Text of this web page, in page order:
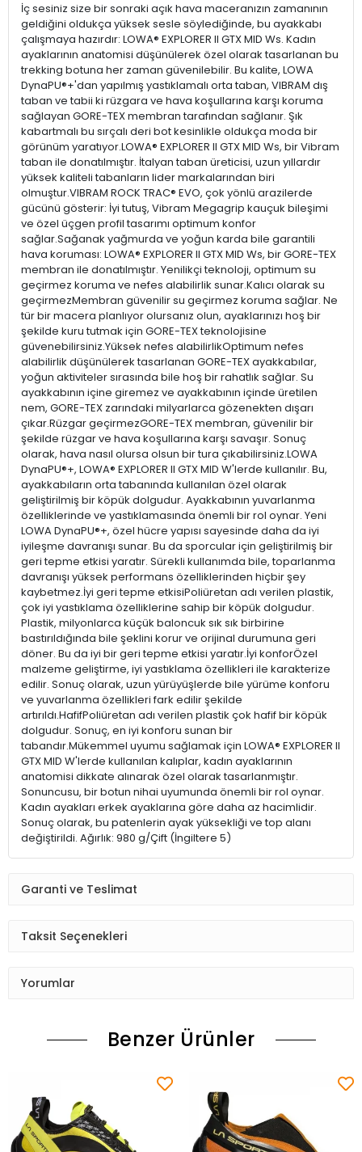
İç sesiniz size bir sonraki açık hava maceranızın zamanının
geldiğini oldukça yüksek sesle söylediğinde, bu ayakkabı
çalışmaya hazırdır: LOWA® EXPLORER II GTX MID Ws. Kadın
ayaklarının anatomisi düşünülerek özel olarak tasarlanan bu
trekking botuna her zaman güvenilebilir. Bu kalite, LOWA
DynaPU®+'dan yapılmış yastıklamalı orta taban, VIBRAM dış
taban ve tabii ki rüzgara ve hava koşullarına karşı koruma
sağlayan GORE-TEX membran tarafından sağlanır. Şık
kabartmalı bu sırçalı deri bot kesinlikle oldukça moda bir
görünüm yaratıyor.LOWA® EXPLORER II GTX MID Ws, bir Vibram
taban ile donatılmıştır. İtalyan taban üreticisi, uzun yıllardır
yüksek kaliteli tabanların lider markalarından biri
olmuştur.VIBRAM ROCK TRAC® EVO, çok yönlü arazilerde
gücünü gösterir: İyi tutuş, Vibram Megagrip kauçuk bileşimi
ve özel üçgen profil tasarımı optimum konfor
sağlar.Sağanak yağmurda ve yoğun karda bile garantili
hava koruması: LOWA® EXPLORER II GTX MID Ws, bir GORE-TEX
membran ile donatılmıştır. Yenilikçi teknoloji, optimum su
geçirmez koruma ve nefes alabilirlik sunar.Kalıcı olarak su
geçirmezMembran güvenilir su geçirmez koruma sağlar. Ne
tür bir macera planlıyor olursanız olun, ayaklarınızı hoş bir
şekilde kuru tutmak için GORE-TEX teknolojisine
güvenebilirsiniz.Yüksek nefes alabilirlikOptimum nefes
alabilirlik düşünülerek tasarlanan GORE-TEX ayakkabılar,
yoğun aktiviteler sırasında bile hoş bir rahatlık sağlar. Su
ayakkabının içine giremez ve ayakkabının içinde üretilen
nem, GORE-TEX zarındaki milyarlarca gözenekten dışarı
çıkar.Rüzgar geçirmezGORE-TEX membran, güvenilir bir
şekilde rüzgar ve hava koşullarına karşı savaşır. Sonuç
olarak, hava nasıl olursa olsun bir tura çıkabilirsiniz.LOWA
DynaPU®+, LOWA® EXPLORER II GTX MID W'lerde kullanılır. Bu,
ayakkabıların orta tabanında kullanılan özel olarak
geliştirilmiş bir köpük dolgudur. Ayakkabının yuvarlanma
özelliklerinde ve yastıklamasında önemli bir rol oynar. Yeni
LOWA DynaPU®+, özel hücre yapısı sayesinde daha da iyi
iyileşme davranışı sunar. Bu da sporcular için geliştirilmiş bir
geri tepme etkisi yaratır. Sürekli kullanımda bile, toparlanma
davranışı yüksek performans özelliklerinden hiçbir şey
kaybetmez.İyi geri tepme etkisiPoliüretan adı verilen plastik,
çok iyi yastıklama özelliklerine sahip bir köpük dolgudur.
Plastik, milyonlarca küçük baloncuk sık sık birbirine
bastırıldığında bile şeklini korur ve orijinal durumuna geri
döner. Bu da iyi bir geri tepme etkisi yaratır.İyi konforÖzel
malzeme geliştirme, iyi yastıklama özellikleri ile karakterize
edilir. Sonuç olarak, uzun yürüyüşlerde bile yürüme konforu
ve yuvarlanma özellikleri fark edilir şekilde
artırıldı.HafifPoliüretan adı verilen plastik çok hafif bir köpük
dolgudur. Sonuç, en iyi konforu sunan bir
tabandır.Mükemmel uyumu sağlamak için LOWA® EXPLORER II
GTX MID W'lerde kullanılan kalıplar, kadın ayaklarının
anatomisi dikkate alınarak özel olarak tasarlanmıştır.
Sonuncusu, bir botun nihai uyumunda önemli bir rol oynar.
Kadın ayakları erkek ayaklarına göre daha az hacimlidir.
Sonuç olarak, bu patenlerin ayak yüksekliği ve top alanı
değiştirildi. Ağırlık: 980 g/Çift (İngiltere 5)
Garanti ve Teslimat
Taksit Seçenekleri
Yorumlar
Benzer Ürünler